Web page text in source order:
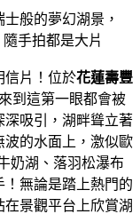
信片！位於花蓮壽豐
到這第一眼都會被
深吸引，湖畔聳立著
波的水面上，激似歐
奶湖、落羽松瀑布
無論是踏上熱門的
景觀平台上欣賞湖